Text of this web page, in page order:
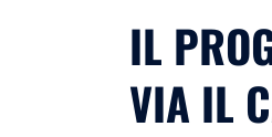
IL
VIA IL